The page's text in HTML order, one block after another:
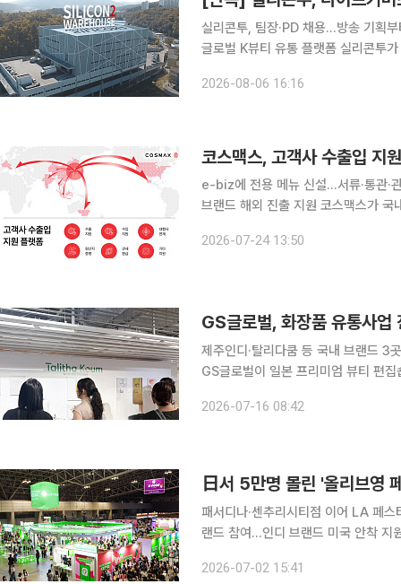
실리콘투, 팀장·PD 채용…방송 기획
글로벌 K뷰티 유통 플랫폼 실리콘투
방송 기획과 상품 구성, 출연자 섭외,
2026-08-06 16:16
코스맥스, 고객사 수출입 지
e-biz에 전용 메뉴 신설…서류·통관·
브랜드 해외 진출 지원 코스맥스가 국내 고객사의 해외 직수출을 지원하는 전담 플랫폼을 구축하며
지원' 메뉴를 신설하고 수출입 전 과
2026-07-24 13:50
GS글로벌, 화장품 유통사
제주인디·탈리다쿰 등 국내 브랜드 3
GS글로벌이 일본 프리미엄 뷰티 편집숍
디, 탈리다쿰, 프리티액츄얼리 등 3개
2026-07-16 08:42
日서 5만명 몰린 '올리브영
패서디나·센추리시티점 이어 LA 페
랜드 참여…인디 브랜드 미국 안착 지원 일본에서 5만명 이상이 찾은 ‘올리브영 페스타’가 미
페스티벌로 이어가며 현지 K뷰티 시
2026-07-02 15:41